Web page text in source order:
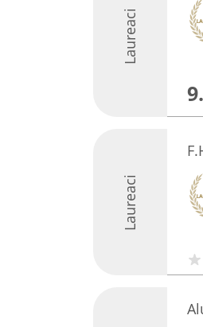
Laureaci
Laureaci